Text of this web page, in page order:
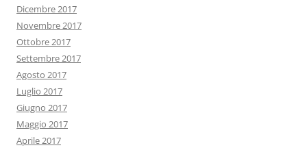
Dicembre 2017
Novembre 2017
Ottobre 2017
Settembre 2017
Agosto 2017
Luglio 2017
Giugno 2017
Maggio 2017
Aprile 2017